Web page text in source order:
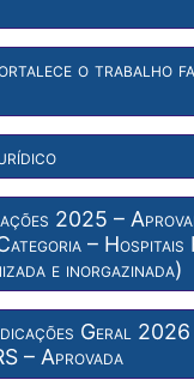
o trabalho
2025 –
–
e inorgazinada)
Geral
– Aprovada